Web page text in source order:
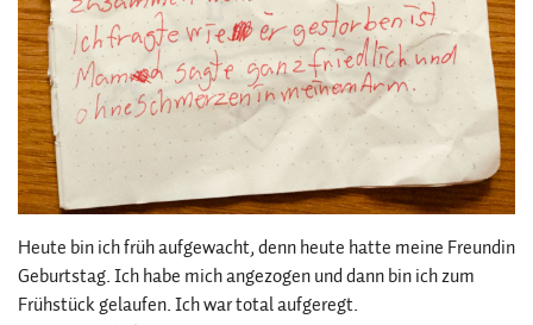
Heute bin ich früh aufgewacht, denn heute hatte meine Freundin
Geburtstag. Ich habe mich angezogen und dann bin ich zum
Frühstück gelaufen. Ich war total aufgeregt.